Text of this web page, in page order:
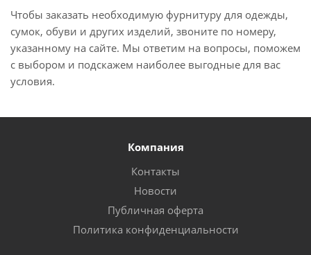
Чтобы заказать необходимую фурнитуру для одежды,
сумок, обуви и других изделий, звоните по номеру,
указанному на сайте. Мы ответим на вопросы, поможем
с выбором и подскажем наиболее выгодные для вас
условия.
Компания
Контакты
Новости
Публичная оферта
Политика конфиденциальности